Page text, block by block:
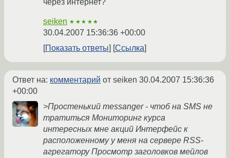
через интернет?
seiken ★★★★★
30.04.2007 15:36:36 +00:00
Показать ответы
Ссылка
Ответ на: комментарий от seiken 30.04.2007 15:36:36
+00:00
>Простенький messanger - чтоб на SMS не
тратиться Мониторинг курса
интересных мне акций Интерфейс к
расположенному у меня на сервере RSS-
агрегатору Просмотр заголовков мейлов